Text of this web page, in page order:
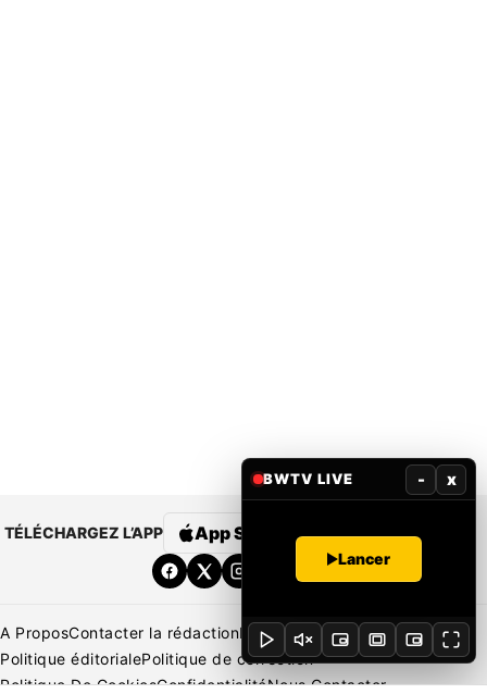
TÉLÉCHARGEZ L’APP App Store Google Play
A ProposContacter la rédactionRédaction Mentions légales
Politique éditorialePolitique de correction
Politique De CookiesConfidentialitéNous Contacter
BWTV LIVE - x
Lancer